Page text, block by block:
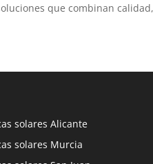
que combinan
solares Alicante
solares Murcia